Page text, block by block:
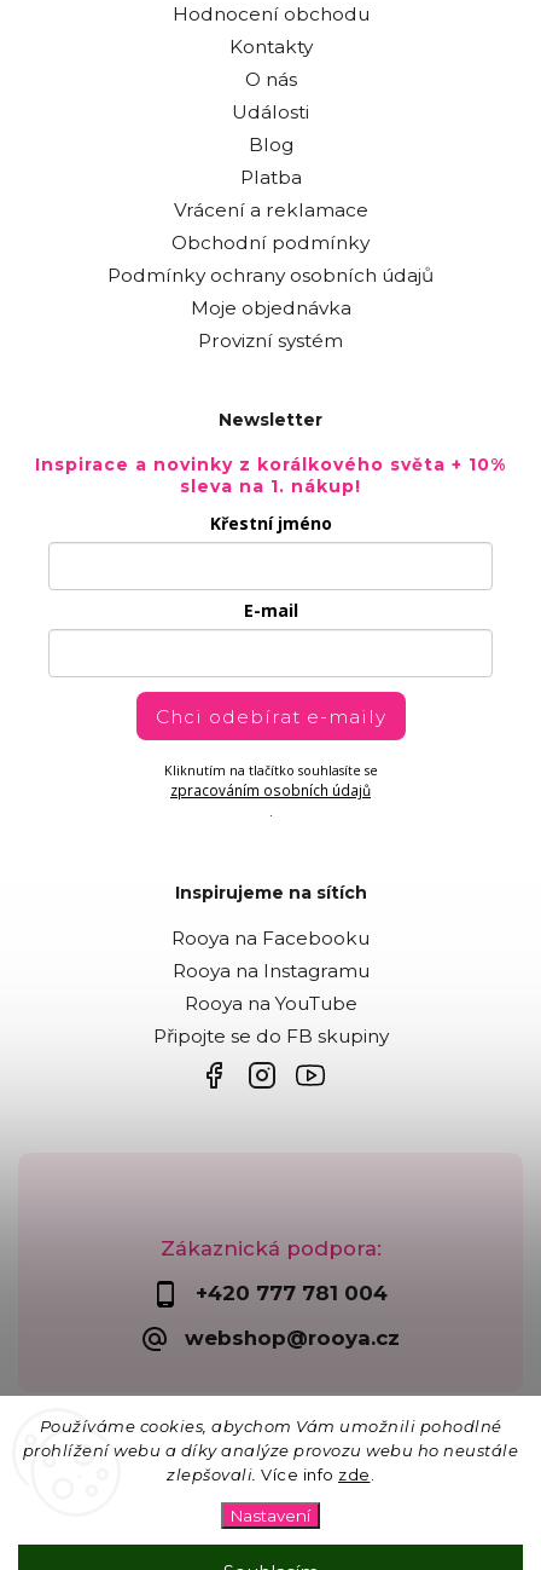
Používáme cookies, abychom Vám umožnili pohodlné
prohlížení webu a díky analýze provozu webu ho neustále
zlepšovali. Více info zde
Nastavení
Zákaznická podpora:
+420 777 781 004
webshop@rooya.cz
Hodnocení obchodu
Kontakty
O nás
Události
Blog
Platba
Vrácení a reklamace
Obchodní podmínky
Podmínky ochrany osobních údajů
Moje objednávka
Provizní systém
Newsletter
Inspirace a novinky z korálkového světa + 10%
sleva na 1. nákup!
Křestní jméno
E-mail
Chci odebírat e-maily
Kliknutím na tlačítko souhlasíte se
zpracováním osobních údajů
.
Inspirujeme na sítích
Rooya na Facebooku
Rooya na Instagramu
Rooya na YouTube
Připojte se do FB skupiny
vyhrazena.
Upravit nastavení cookies
Shoptet | Design